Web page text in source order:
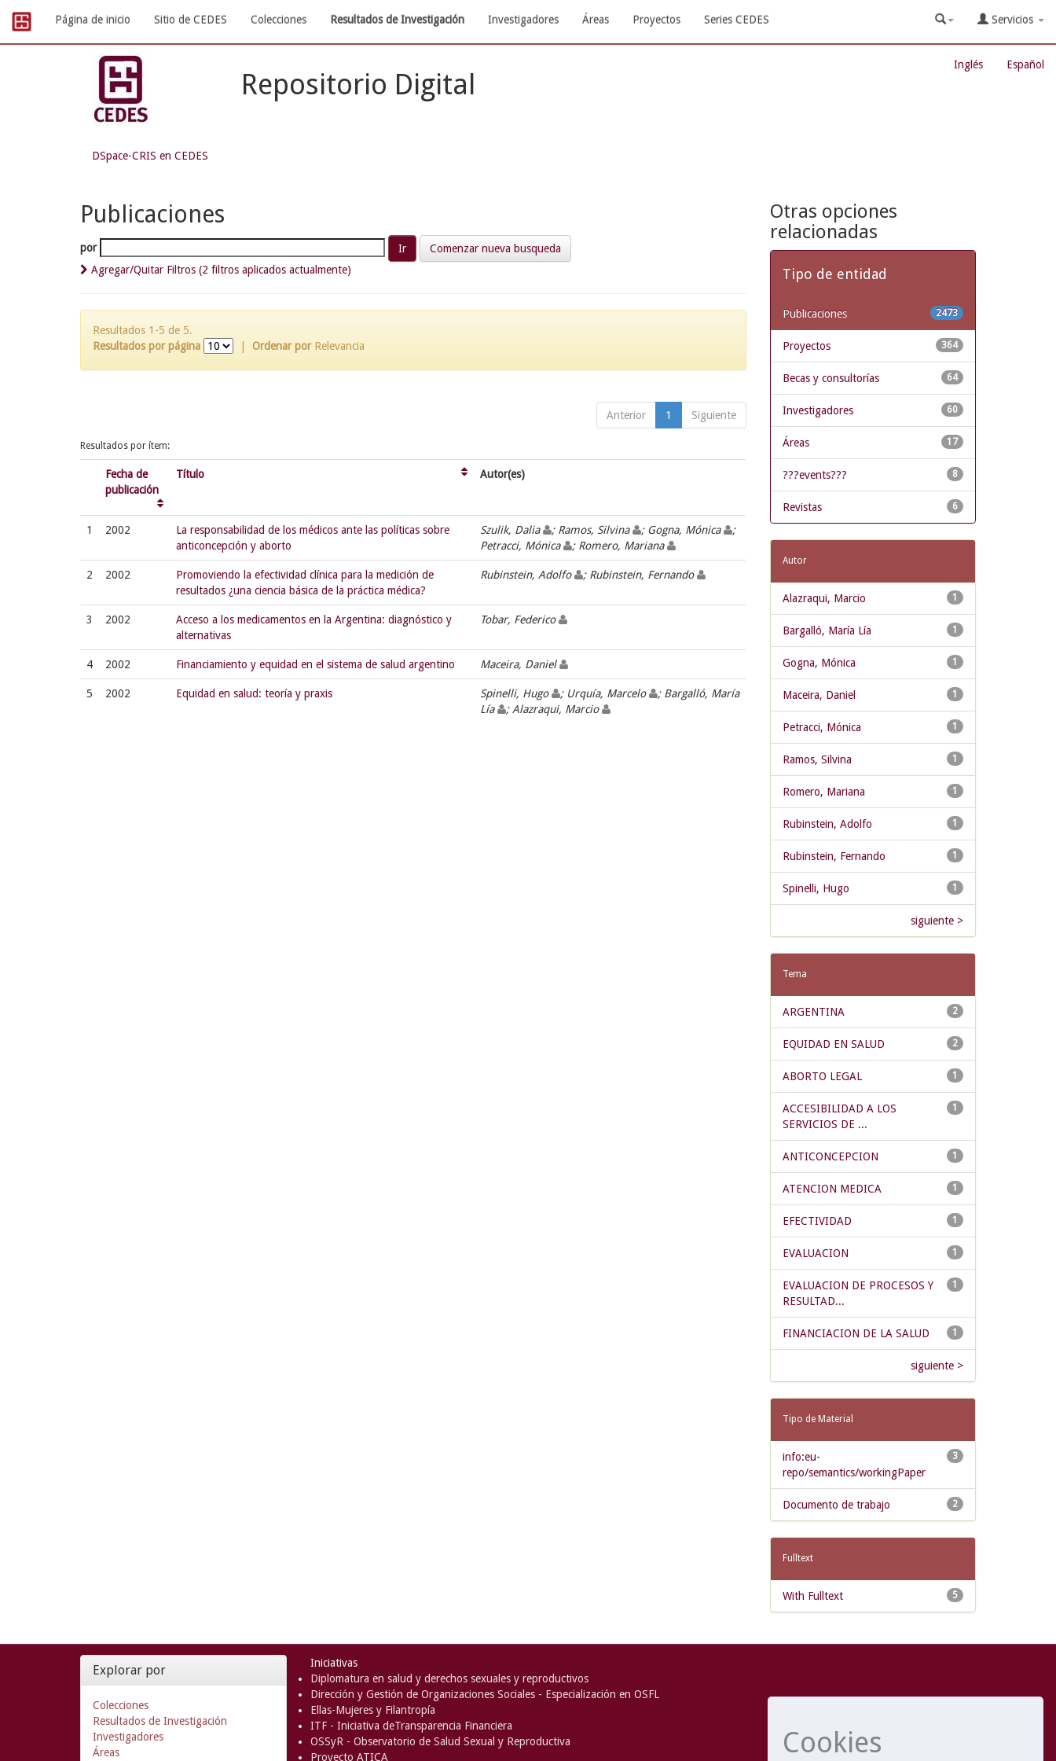
Cookies
navigation
Página de inicio Sitio de CEDES Colecciones Resultados de Investigación Investigadores Áreas Proyectos Series CEDES Servicios
Inglés Español
Repositorio Digital
DSpace-CRIS en CEDES
Publicaciones
por
Comenzar nueva busqueda
Agregar/Quitar Filtros (2 filtros aplicados actualmente)
Resultados 1-5 de 5.
Resultados por página
Ordenar por Relevancia
Anterior 1 Siguiente
Resultados por ítem:
Fecha de
publicación
Título Autor(es)
1 2002
La responsabilidad de los médicos ante las políticas sobre
anticoncepción y aborto
Szulik, Dalia ; Ramos, Silvina ; Gogna, Mónica
;
Petracci, Mónica
; Romero, Mariana
2 2002
Promoviendo la efectividad clínica para la medición de
resultados ¿una ciencia básica de la práctica médica?
Rubinstein, Adolfo ; Rubinstein, Fernando
3 2002
Acceso a los medicamentos en la Argentina: diagnóstico y
alternativas
Tobar, Federico
4 2002 Financiamiento y equidad en el sistema de salud argentino Maceira, Daniel
5 2002 Equidad en salud: teoría y praxis Spinelli, Hugo ; Urquía, Marcelo
; Bargalló, María
Lía
; Alazraqui, Marcio
Otras opciones
relacionadas
Tipo de entidad
2473
Publicaciones
364
Proyectos
64
Becas y consultorías
60
Investigadores
17
Áreas
8
???events???
6
Revistas
Autor
1
Alazraqui, Marcio
1
Bargalló, María Lía
1
Gogna, Mónica
1
Maceira, Daniel
1
Petracci, Mónica
1
Ramos, Silvina
1
Romero, Mariana
1
Rubinstein, Adolfo
1
Rubinstein, Fernando
1
Spinelli, Hugo
siguiente >
Tema
2
ARGENTINA
2
EQUIDAD EN SALUD
1
ABORTO LEGAL
1
ACCESIBILIDAD A LOS
SERVICIOS DE ...
1
ANTICONCEPCION
1
ATENCION MEDICA
1
EFECTIVIDAD
1
EVALUACION
1
EVALUACION DE PROCESOS Y
RESULTAD...
1
FINANCIACION DE LA SALUD
siguiente >
Tipo de Material
3
info:eu-
repo/semantics/workingPaper
2
Documento de trabajo
Fulltext
5
With Fulltext
Explorar por
Colecciones
Resultados de Investigación
Investigadores
Áreas
Iniciativas
Diplomatura en salud y derechos sexuales y reproductivos
Dirección y Gestión de Organizaciones Sociales - Especialización en OSFL
Ellas-Mujeres y Filantropía
ITF - Iniciativa deTransparencia Financiera
OSSyR - Observatorio de Salud Sexual y Reproductiva
Proyecto ATICA